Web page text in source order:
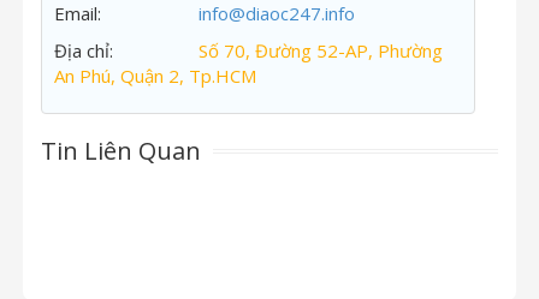
Email:
info@diaoc247.info
Địa chỉ:
Số 70, Đường 52-AP, Phường
An Phú, Quận 2, Tp.HCM
Tin Liên Quan